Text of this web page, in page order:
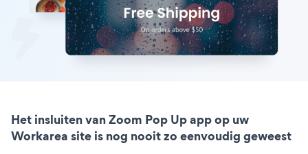
Het insluiten van Zoom Pop Up app op uw
Workarea site is nog nooit zo eenvoudig geweest